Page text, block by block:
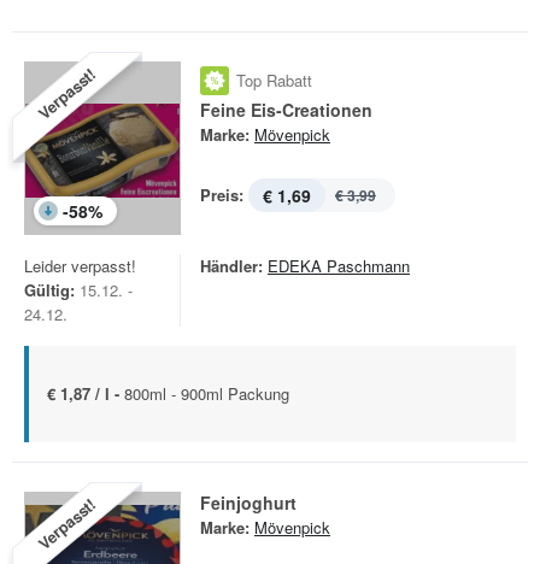
Verpasst!
-58%
Top Rabatt
Feine Eis-Creationen
Marke: Mövenpick
Preis: € 1,69 € 3,99
Leider verpasst!
Gültig: 15.12. -
24.12.
Händler: EDEKA Paschmann
€ 1,87 / l - 800ml - 900ml Packung
Verpasst! Feinjoghurt
Marke: Mövenpick